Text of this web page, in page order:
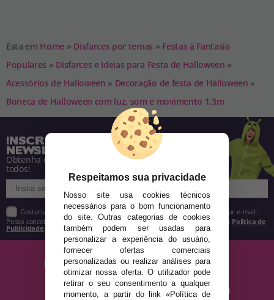
Esta em Home » Disfarces por temas » Festas à Fantasia
Populares » Disfarces e Ideias para Festa de Halloween »
Acessórios de Halloween » Decoração de festa de Halloween »
Boneca de Halloween com luz, som e movimento 1,3m
INSCREVA-SE NA NOSSA
NEWSLETTER
Obtenha descontos e saiba de tudo antes de
todos!
Gostaria de receber descontos exclusivos, novidades e tendências por e-mail.
Posso cancelar a inscrição a qualquer momento, conforme estipulado na Política de
Publicidade
Respeitamos sua privacidade
Nosso site usa cookies técnicos
necessários para o bom funcionamento
do site. Outras categorias de cookies
também podem ser usadas para
personalizar a experiência do usuário,
fornecer ofertas comerciais
personalizadas ou realizar análises para
otimizar nossa oferta. O utilizador pode
retirar o seu consentimento a qualquer
momento, a partir do link «Política de